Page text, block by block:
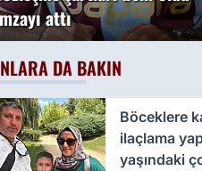
attı
DA BAKIN
Böceklere
ilaçlama
yaşındaki